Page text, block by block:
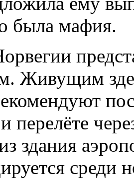
была мафия.
Живущим
перелёте
здания
среди